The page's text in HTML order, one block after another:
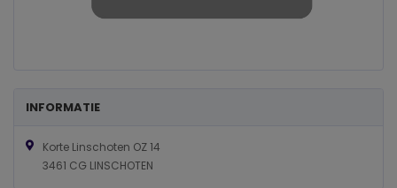
INFORMATIE
Korte Linschoten OZ 14
3461 CG LINSCHOTEN